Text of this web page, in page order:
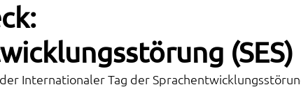
(SES)
Internationaler Tag der